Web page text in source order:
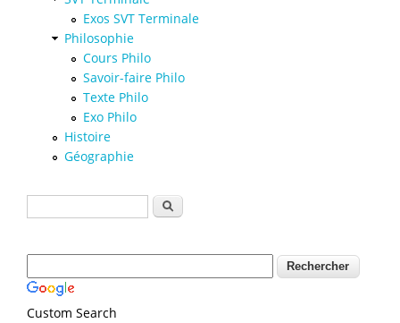
Exos SVT Terminale
Philosophie
Cours Philo
Savoir-faire Philo
Texte Philo
Exo Philo
Histoire
Géographie
Formulaire de recherche
Rechercher
Custom Search